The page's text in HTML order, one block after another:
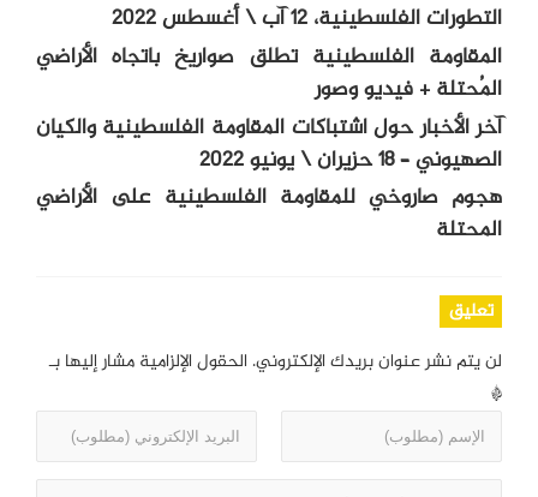
التطورات الفلسطينية، 12 آب \ أغسطس 2022
المقاومة الفلسطينية تطلق صواريخ باتجاه الأراضي
المُحتلة + فيديو وصور
آخر الأخبار حول اشتباكات المقاومة الفلسطينية والكيان
الصهيوني – 18 حزيران \ يونيو 2022
هجوم صاروخي للمقاومة الفلسطينية على الأراضي
المحتلة
تعليق
لن يتم نشر عنوان بريدك الإلكتروني. الحقول الإلزامية مشار إليها بـ
*